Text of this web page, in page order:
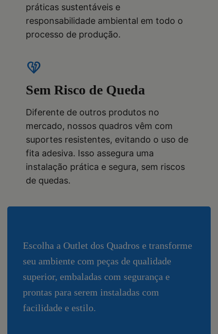
práticas sustentáveis e
responsabilidade ambiental em todo o
processo de produção.
heart_broken
Sem Risco de Queda
Diferente de outros produtos no
mercado, nossos quadros vêm com
suportes resistentes, evitando o uso de
fita adesiva. Isso assegura uma
instalação prática e segura, sem riscos
de quedas.
Escolha a Outlet dos Quadros e transforme
seu ambiente com peças de qualidade
superior, embaladas com segurança e
prontas para serem instaladas com
facilidade e estilo.